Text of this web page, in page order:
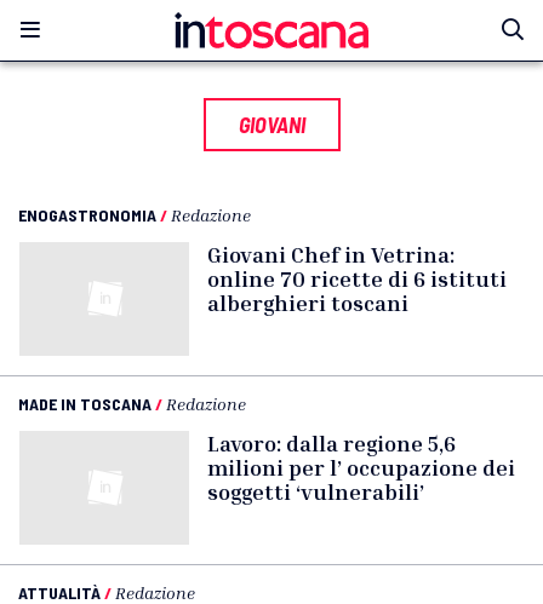
GIOVANI
ENOGASTRONOMIA/ Redazione
Giovani Chef in Vetrina:
online 70 ricette di 6 istituti
alberghieri toscani
MADE IN TOSCANA/ Redazione
Lavoro: dalla regione 5,6
milioni per l’ occupazione dei
soggetti ‘vulnerabili’
ATTUALITÀ/ Redazione